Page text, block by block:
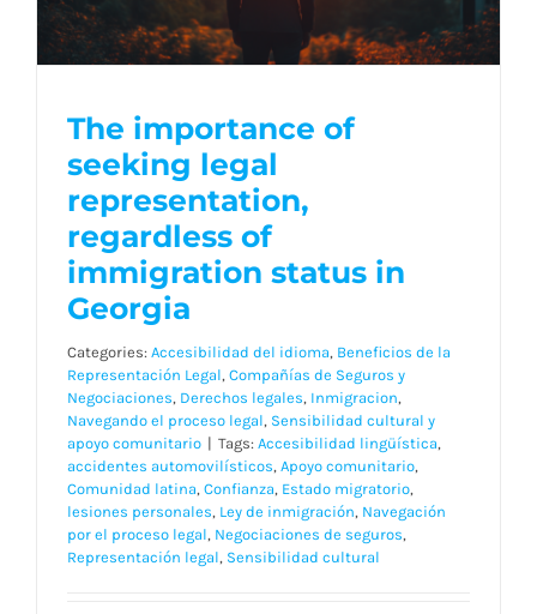
Blog
Spanish
The importance of
seeking legal
representation,
regardless of
immigration status in
The importance of
seeking legal
representation,
regardless of
immigration status in
Georgia
Categories: Accesibilidad del idioma, Beneficios de la
Representación Legal, Compañías de Seguros y
Negociaciones, Derechos legales, Inmigracion,
Navegando el proceso legal, Sensibilidad cultural y
apoyo comunitario | Tags: Accesibilidad lingüística,
accidentes automovilísticos, Apoyo comunitario,
Comunidad latina, Confianza, Estado migratorio,
lesiones personales, Ley de inmigración, Navegación
por el proceso legal, Negociaciones de seguros,
Representación legal, Sensibilidad cultural